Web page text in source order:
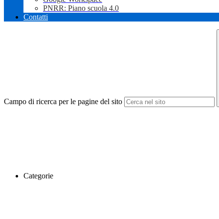
PNRR: Piano scuola 4.0
Contatti
Campo di ricerca per le pagine del sito
Categorie